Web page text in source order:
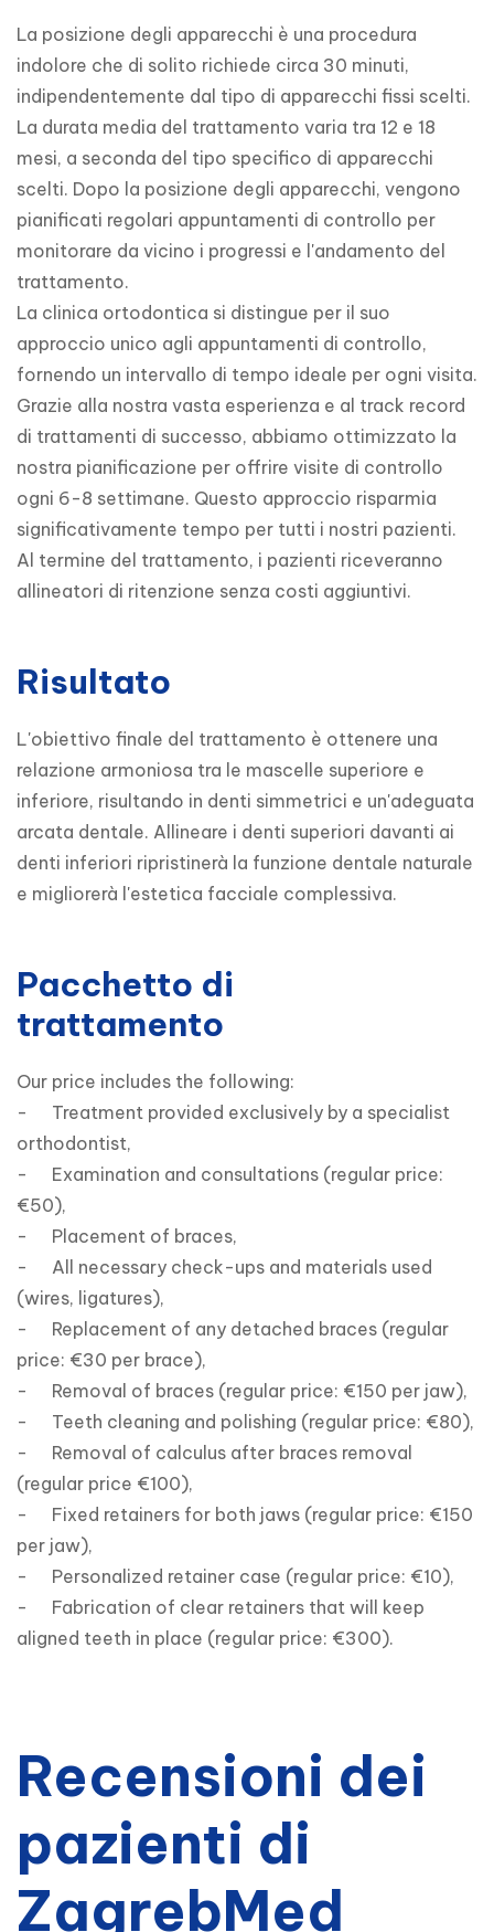
La posizione degli apparecchi è una procedura
indolore che di solito richiede circa 30 minuti,
indipendentemente dal tipo di apparecchi fissi scelti.
La durata media del trattamento varia tra 12 e 18
mesi, a seconda del tipo specifico di apparecchi
scelti. Dopo la posizione degli apparecchi, vengono
pianificati regolari appuntamenti di controllo per
monitorare da vicino i progressi e l'andamento del
trattamento.
La clinica ortodontica si distingue per il suo
approccio unico agli appuntamenti di controllo,
fornendo un intervallo di tempo ideale per ogni visita.
Grazie alla nostra vasta esperienza e al track record
di trattamenti di successo, abbiamo ottimizzato la
nostra pianificazione per offrire visite di controllo
ogni 6-8 settimane. Questo approccio risparmia
significativamente tempo per tutti i nostri pazienti.
Al termine del trattamento, i pazienti riceveranno
allineatori di ritenzione senza costi aggiuntivi.
Risultato
L'obiettivo finale del trattamento è ottenere una
relazione armoniosa tra le mascelle superiore e
inferiore, risultando in denti simmetrici e un'adeguata
arcata dentale. Allineare i denti superiori davanti ai
denti inferiori ripristinerà la funzione dentale naturale
e migliorerà l'estetica facciale complessiva.
Pacchetto di
trattamento
Our price includes the following:
-	Treatment provided exclusively by a specialist
orthodontist,
-	Examination and consultations (regular price:
€50),
-	Placement of braces,
-	All necessary check-ups and materials used
(wires, ligatures),
-	Replacement of any detached braces (regular
price: €30 per brace),
-	Removal of braces (regular price: €150 per jaw),
-	Teeth cleaning and polishing (regular price: €80),
-	Removal of calculus after braces removal
(regular price €100),
-	Fixed retainers for both jaws (regular price: €150
per jaw),
-	Personalized retainer case (regular price: €10),
-	Fabrication of clear retainers that will keep
aligned teeth in place (regular price: €300).
Recensioni dei
pazienti di
ZagrebMed